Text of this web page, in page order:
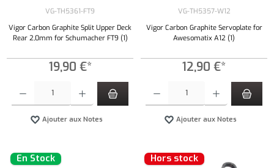
VG-TH5361-FT9
Vigor Carbon Graphite Split Upper Deck
Rear 2,0mm for Schumacher FT9 (1)
19,90 €*
Ajouter aux Notes
VG-TH5357-W12
Vigor Carbon Graphite Servoplate for
Awesomatix A12 (1)
12,90 €*
Ajouter aux Notes
En Stock
Hors stock